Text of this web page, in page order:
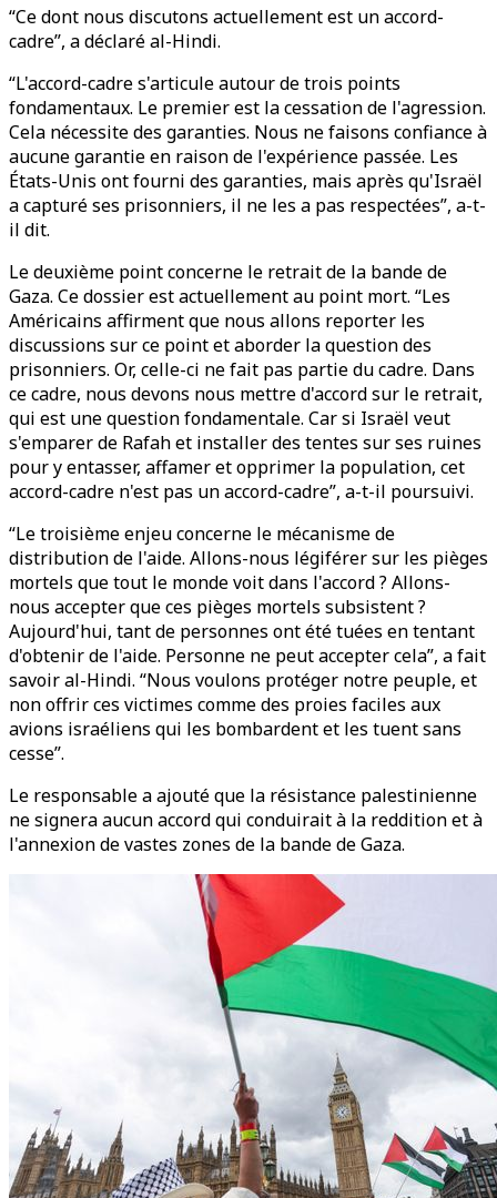
“Ce dont nous discutons actuellement est un accord-
cadre”, a déclaré al-Hindi.
“L'accord-cadre s'articule autour de trois points
fondamentaux. Le premier est la cessation de l'agression.
Cela nécessite des garanties. Nous ne faisons confiance à
aucune garantie en raison de l'expérience passée. Les
États-Unis ont fourni des garanties, mais après qu'Israël
a capturé ses prisonniers, il ne les a pas respectées”, a-t-
il dit.
Le deuxième point concerne le retrait de la bande de
Gaza. Ce dossier est actuellement au point mort. “Les
Américains affirment que nous allons reporter les
discussions sur ce point et aborder la question des
prisonniers. Or, celle-ci ne fait pas partie du cadre. Dans
ce cadre, nous devons nous mettre d'accord sur le retrait,
qui est une question fondamentale. Car si Israël veut
s'emparer de Rafah et installer des tentes sur ses ruines
pour y entasser, affamer et opprimer la population, cet
accord-cadre n'est pas un accord-cadre”, a-t-il poursuivi.
“Le troisième enjeu concerne le mécanisme de
distribution de l'aide. Allons-nous légiférer sur les pièges
mortels que tout le monde voit dans l'accord ? Allons-
nous accepter que ces pièges mortels subsistent ?
Aujourd'hui, tant de personnes ont été tuées en tentant
d'obtenir de l'aide. Personne ne peut accepter cela”, a fait
savoir al-Hindi. “Nous voulons protéger notre peuple, et
non offrir ces victimes comme des proies faciles aux
avions israéliens qui les bombardent et les tuent sans
cesse”.
Le responsable a ajouté que la résistance palestinienne
ne signera aucun accord qui conduirait à la reddition et à
l'annexion de vastes zones de la bande de Gaza.